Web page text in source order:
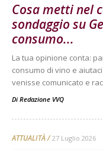
Cosa metti nel
sondaggio su
consumo...
La tua opinione conta:
consumo di vino e
venisse comunicato e
Di Redazione VVQ
ATTUALITÀ 27 Luglio 2026